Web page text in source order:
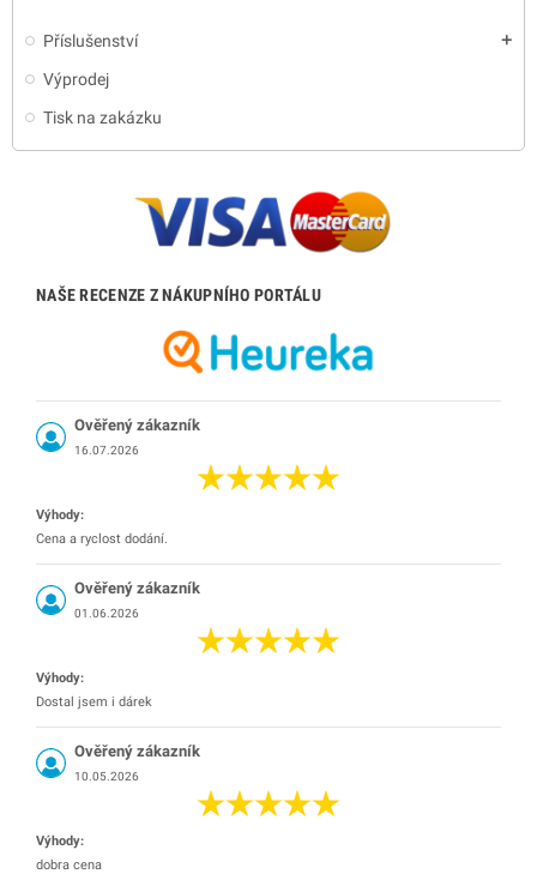
Příslušenství add
Výprodej
Tisk na zakázku
NAŠE RECENZE Z NÁKUPNÍHO PORTÁLU
Ověřený zákazník
16.07.2026
Výhody:
Cena a ryclost dodání.
Ověřený zákazník
01.06.2026
Výhody:
Dostal jsem i dárek
Ověřený zákazník
10.05.2026
Výhody:
dobra cena